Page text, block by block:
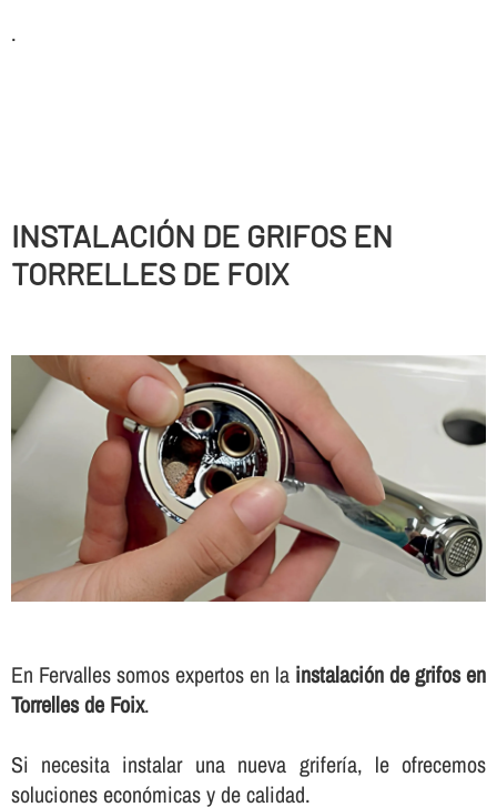
.
INSTALACIÓN DE GRIFOS EN
TORRELLES DE FOIX
En Fervalles somos expertos en la instalación de grifos en
Torrelles de Foix.
Si necesita instalar una nueva griferí­a, le ofrecemos
soluciones económicas y de calidad.